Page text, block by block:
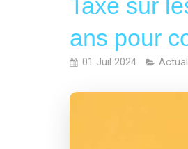
Taxe sur
ans pour
01 Juil 2024